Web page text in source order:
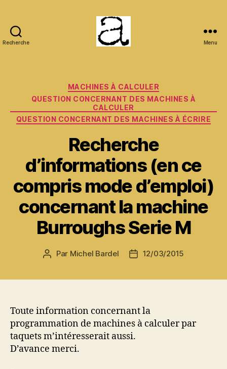
Recherche Menu
Catégories
MACHINES À CALCULER
QUESTION CONCERNANT DES MACHINES À
CALCULER
QUESTION CONCERNANT DES MACHINES À ÉCRIRE
Recherche
d’informations (en ce
compris mode d’emploi)
concernant la machine
Burroughs Serie M
Auteur
Par Michel Bardel
Date12/03/2015
Toute information concernant la
programmation de machines à calculer par
taquets m’intéresserait aussi.
D’avance merci.